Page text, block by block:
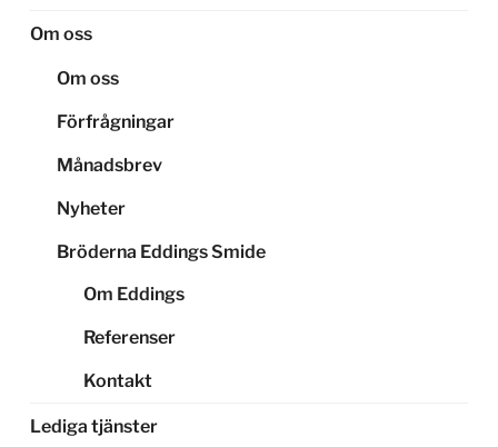
Om oss
Om oss
Förfrågningar
Månadsbrev
Nyheter
Bröderna Eddings Smide
Om Eddings
Referenser
Kontakt
Lediga tjänster